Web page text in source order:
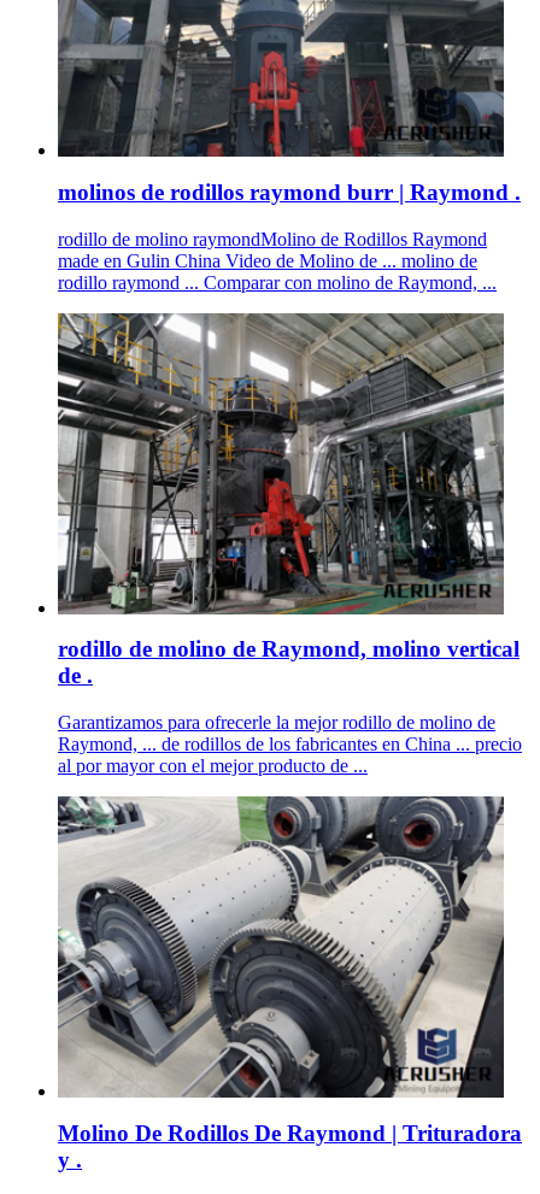
molinos de rodillos raymond burr | Raymond .
rodillo de molino raymondMolino de Rodillos Raymond
made en Gulin China Video de Molino de ... molino de
rodillo raymond ... Comparar con molino de Raymond, ...
rodillo de molino de Raymond, molino vertical
de .
Garantizamos para ofrecerle la mejor rodillo de molino de
Raymond, ... de rodillos de los fabricantes en China ... precio
al por mayor con el mejor producto de ...
Molino De Rodillos De Raymond | Trituradora
y .